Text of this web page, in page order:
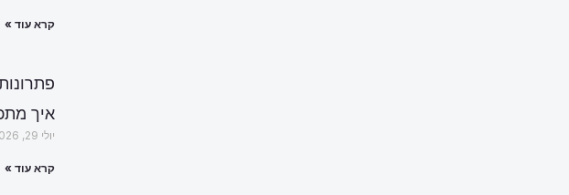
קרא עוד »
איך
יולי 29, 2026
קרא עוד »